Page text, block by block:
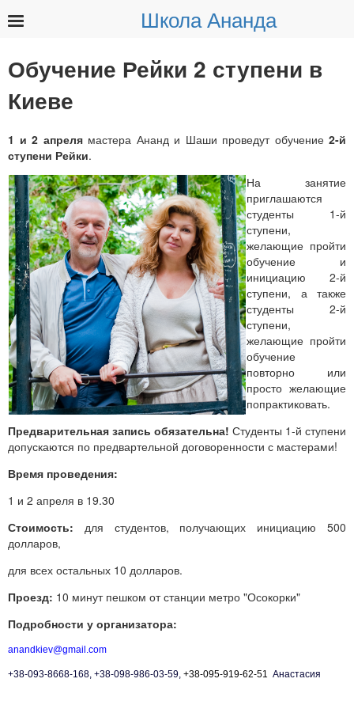
Школа Ананда
Обучение Рейки 2 ступени в
Киеве
1 и 2 апрелямастера Ананд и Шаши проведут обучение2-й
ступени Рейки.
На занятие
приглашаются
студенты 1-й
ступени,
желающие пройти
обучение и
инициацию 2-й
ступени, а также
студенты 2-й
ступени,
желающие пройти
обучение
повторно или
просто желающие
попрактиковать.
Предварительная запись обязательна! Студенты 1-й ступени
допускаются по предвартельной договоренности с мастерами!
Время проведения:
1 и 2 апреля в 19.30
Стоимость: для студентов, получающих инициацию 500
долларов,
для всех остальных 10 долларов.
Проезд: 10 минут пешком от станции метро "Осокорки"
Подробности у организатора:
anandkiev@gmail.com
+38-093-8668-168, +38-098-986-03-59, +38-095-919-62-51 Анастасия